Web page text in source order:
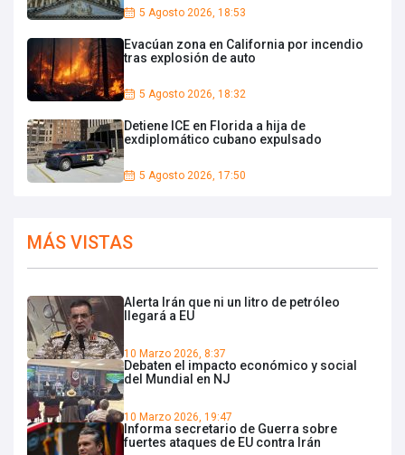
5 Agosto 2026, 18:53
Evacúan zona en California por incendio
tras explosión de auto
5 Agosto 2026, 18:32
Detiene ICE en Florida a hija de
exdiplomático cubano expulsado
5 Agosto 2026, 17:50
MÁS VISTAS
Alerta Irán que ni un litro de petróleo
llegará a EU
10 Marzo 2026, 8:37
Debaten el impacto económico y social
del Mundial en NJ
10 Marzo 2026, 19:47
Informa secretario de Guerra sobre
fuertes ataques de EU contra Irán